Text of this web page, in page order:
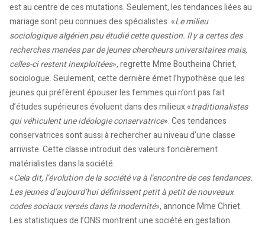
est au centre de ces mutations. Seulement, les tendances liées au
mariage sont peu connues des spécialistes. «Le milieu
sociologique algérien peu étudié cette question. Il y a certes des
recherches menées par de jeunes chercheurs universitaires mais,
celles-ci restent inexploitées», regrette Mme Boutheina Chriet,
sociologue. Seulement, cette dernière émet l’hypothèse que les
jeunes qui préfèrent épouser les femmes qui n’ont pas fait
d’études supérieures évoluent dans des milieux «traditionalistes
qui véhiculent une idéologie conservatrice». Ces tendances
conservatrices sont aussi à rechercher au niveau d’une classe
arriviste. Cette classe introduit des valeurs foncièrement
matérialistes dans la société.
«Cela dit, l’évolution de la société va à l’encontre de ces tendances.
Les jeunes d’aujourd’hui définissent petit à petit de nouveaux
codes sociaux versés dans la modernité», annonce Mme Chriet.
Les statistiques de l’ONS montrent une société en gestation.